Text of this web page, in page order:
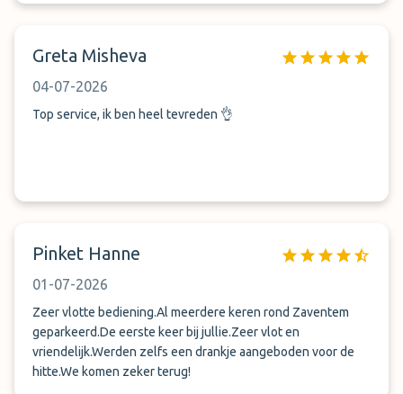
Greta Misheva
04-07-2026
Top service, ik ben heel tevreden 👌
Pinket Hanne
01-07-2026
Zeer vlotte bediening.Al meerdere keren rond Zaventem
geparkeerd.De eerste keer bij jullie.Zeer vlot en
vriendelijk.Werden zelfs een drankje aangeboden voor de
hitte.We komen zeker terug!